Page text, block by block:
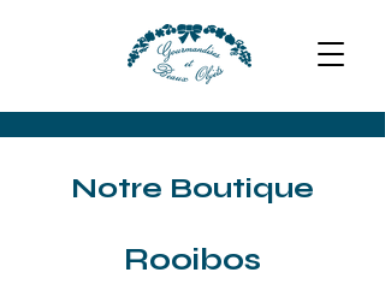
Notre Boutique
Rooibos